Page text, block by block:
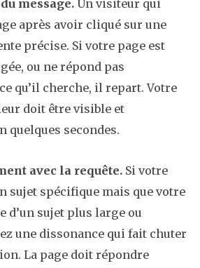
message. Un visiteur qui
après avoir cliqué sur une
précise. Si votre page est
ou ne répond pas
qu’il cherche, il repart. Votre
doit être visible et
quelques secondes.
avec la requête. Si votre
sujet spécifique mais que votre
d’un sujet plus large ou
une dissonance qui fait chuter
La page doit répondre